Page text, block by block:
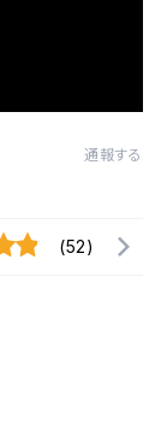
通報する
(52)